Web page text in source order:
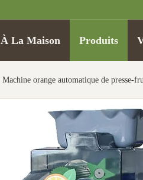
À La Maison Produits
Machine orange automatique de presse-